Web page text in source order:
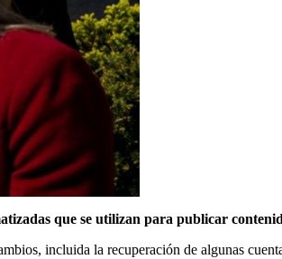
que se utilizan para publicar
incluida la recuperación de algunas